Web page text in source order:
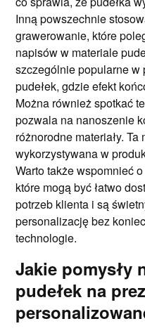
Inną powszechnie
grawerowanie, które
napisów w materiale
szczególnie popularne w
pudełek, gdzie efekt
Można również spotkać
pozwala na nanoszenie
różnorodne materiały.
wykorzystywana w
Warto także wspomnieć
które mogą być łatwo
potrzeb klienta i są
personalizację bez
technologie.
Jakie pomysły
pudełek na